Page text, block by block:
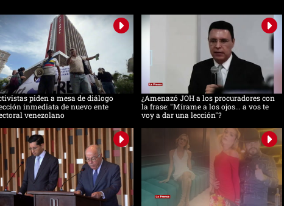
piden a mesa de diálogo
inmediata de nuevo ente
venezolano
¿Amenazó JOH a los procuradores con
la frase: "Mírame a los ojos... a vos te
voy a dar una lección"?